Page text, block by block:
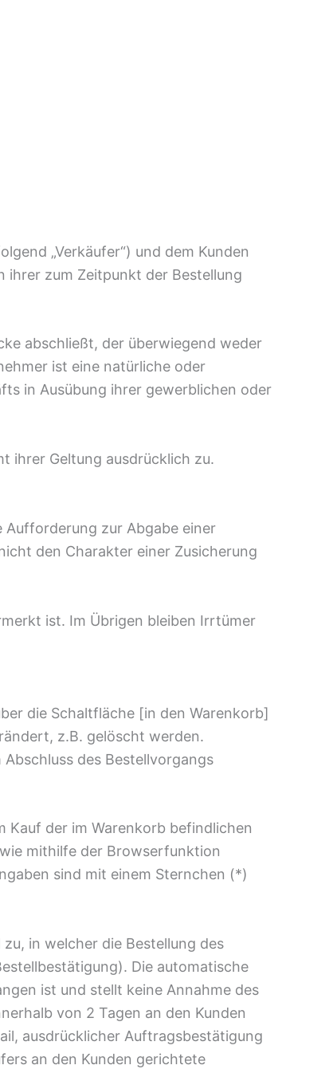
„Verkäufer“) und dem Kunden
ihrer zum Zeitpunkt der Bestellung
abschließt, der überwiegend weder
ist eine natürliche oder
in Ausübung ihrer gewerblichen oder
ihrer Geltung ausdrücklich zu.
Aufforderung zur Abgabe einer
den Charakter einer Zusicherung
ist. Im Übrigen bleiben Irrtümer
die Schaltfläche [in den Warenkorb]
z.B. gelöscht werden.
des Bestellvorgangs
Kauf der im Warenkorb befindlichen
mithilfe der Browserfunktion
sind mit einem Sternchen (*)
in welcher die Bestellung des
Die automatische
ist und stellt keine Annahme des
von 2 Tagen an den Kunden
ausdrücklicher Auftragsbestätigung
an den Kunden gerichtete